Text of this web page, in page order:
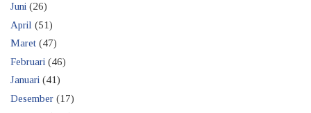
Juni (26)
April (51)
Maret (47)
Februari (46)
Januari (41)
Desember (17)